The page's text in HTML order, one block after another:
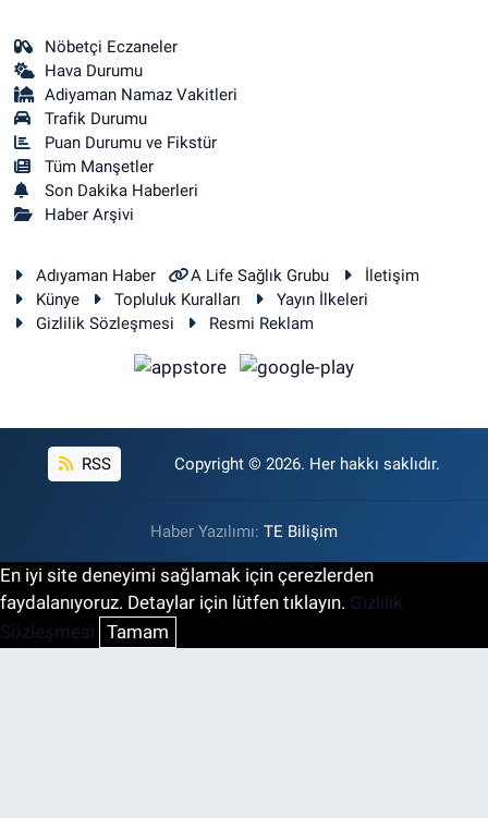
Nöbetçi Eczaneler
Hava Durumu
Adiyaman Namaz Vakitleri
Trafik Durumu
Puan Durumu ve Fikstür
Tüm Manşetler
Son Dakika Haberleri
Haber Arşivi
Adıyaman Haber A Life Sağlık Grubu
İletişim
Künye
Topluluk Kuralları
Yayın İlkeleri
Gizlilik Sözleşmesi
Resmi Reklam
RSS Copyright © 2026. Her hakkı saklıdır.
Haber Yazılımı: TE Bilişim
En iyi site deneyimi sağlamak için çerezlerden
faydalanıyoruz. Detaylar için lütfen tıklayın. Gizlilik
Sözleşmesi Tamam